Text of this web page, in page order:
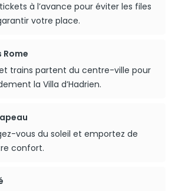
à l’avance pour éviter les files
votre place.
Rome
trains partent du centre-ville pour
la Villa d’Hadrien.
vous du soleil et emportez de
confort.